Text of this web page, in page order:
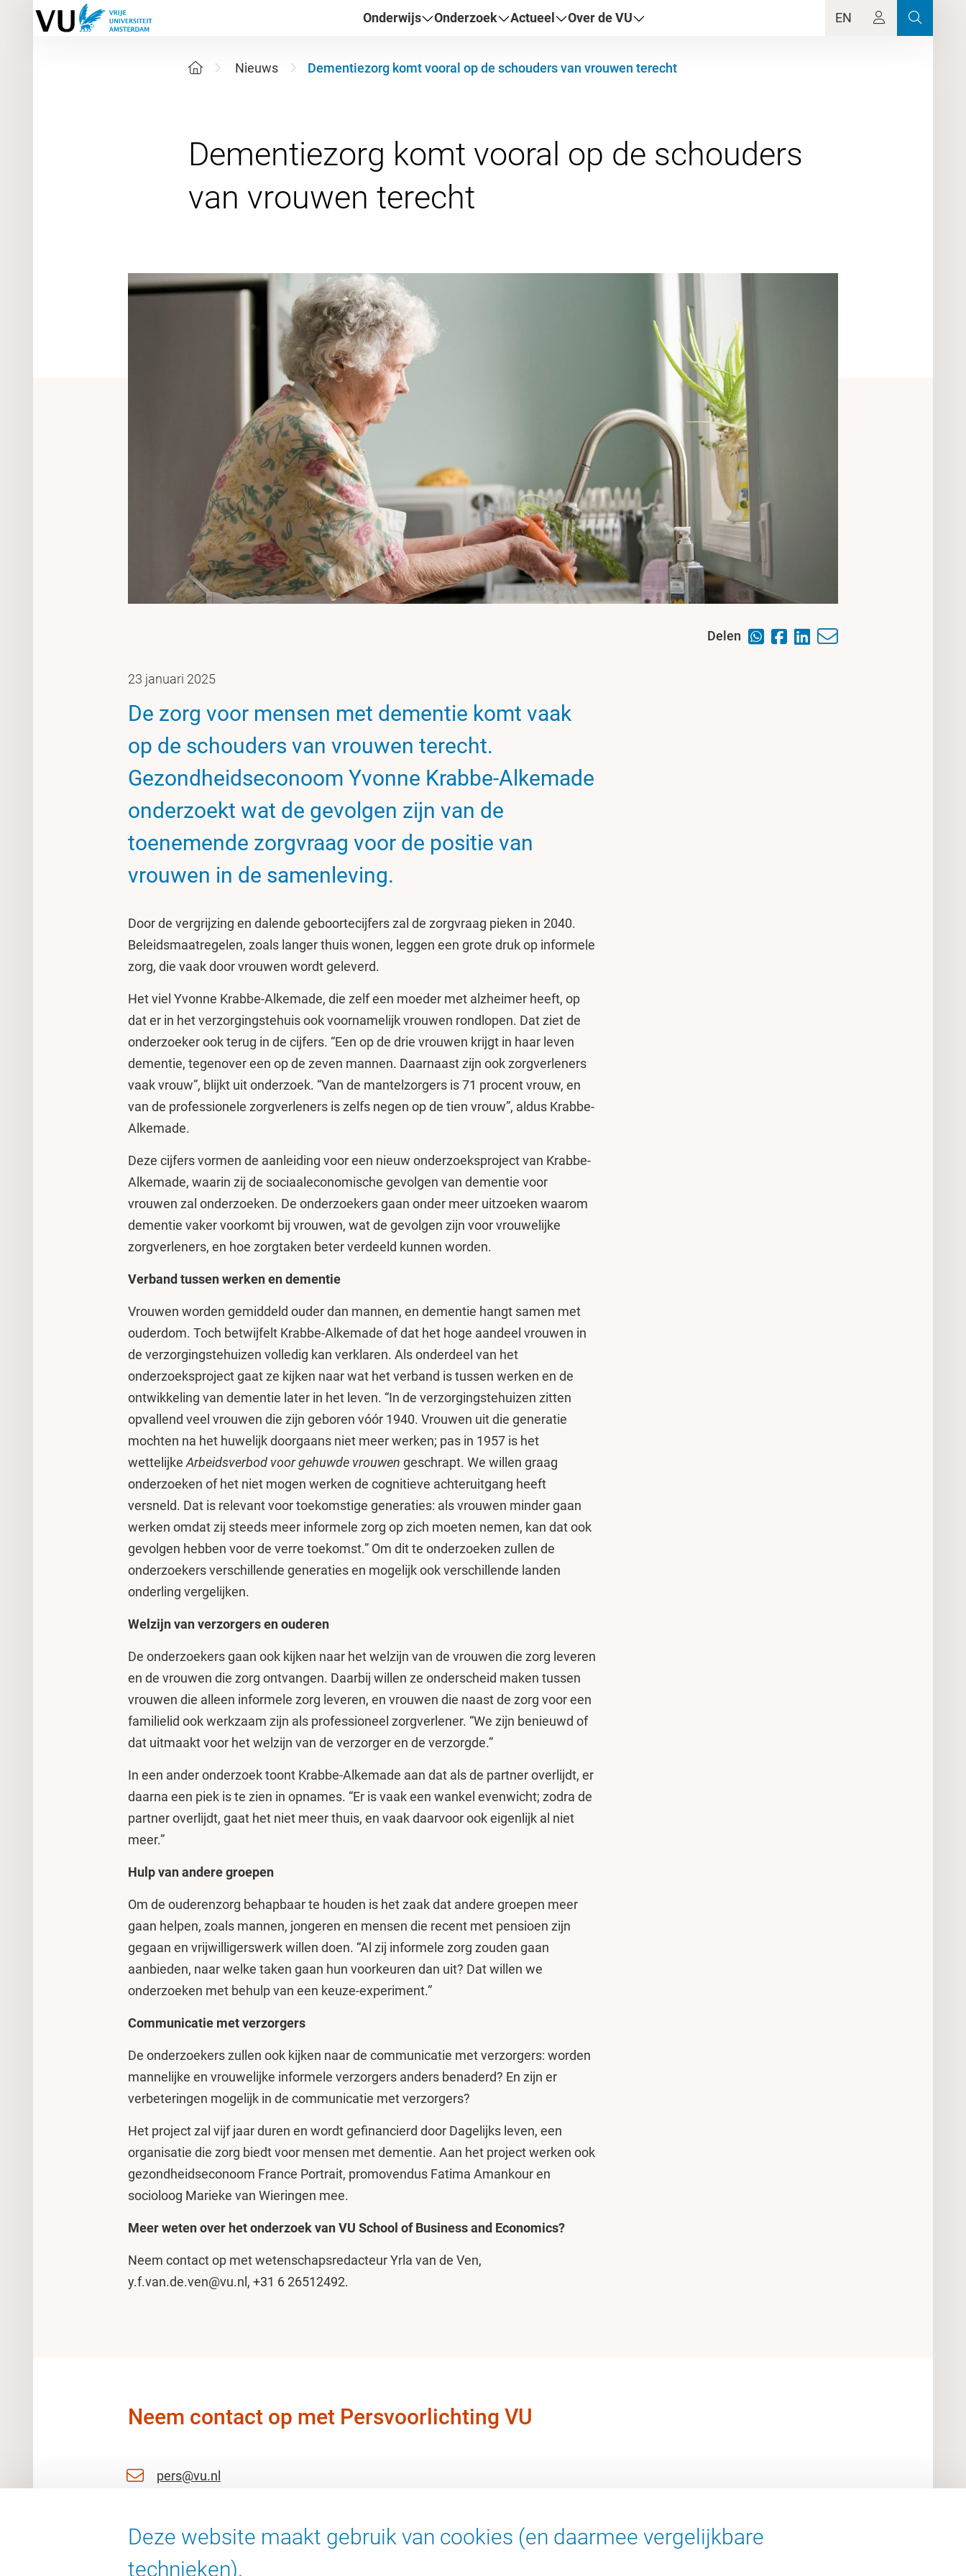
Onderwijs Onderzoek Actueel Over de VU EN
Nieuws Dementiezorg komt vooral op de schouders van vrouwen terecht
Dementiezorg komt vooral op de schouders
Delen
23 januari 2025
De zorg voor mensen met dementie komt vaak
op de schouders van vrouwen terecht.
Gezondheidseconoom Yvonne Krabbe-Alkemade
onderzoekt wat de gevolgen zijn van de
toenemende zorgvraag voor de positie van
vrouwen in de samenleving.
Door de vergrijzing en dalende geboortecijfers zal de zorgvraag pieken in 2040.
Beleidsmaatregelen, zoals langer thuis wonen, leggen een grote druk op informele
zorg, die vaak door vrouwen wordt geleverd.
Het viel Yvonne Krabbe-Alkemade, die zelf een moeder met alzheimer heeft, op
dat er in het verzorgingstehuis ook voornamelijk vrouwen rondlopen. Dat ziet de
onderzoeker ook terug in de cijfers. “Een op de drie vrouwen krijgt in haar leven
dementie, tegenover een op de zeven mannen. Daarnaast zijn ook zorgverleners
vaak vrouw”, blijkt uit onderzoek. “Van de mantelzorgers is 71 procent vrouw, en
van de professionele zorgverleners is zelfs negen op de tien vrouw”, aldus Krabbe-
Alkemade.
Deze cijfers vormen de aanleiding voor een nieuw onderzoeksproject van Krabbe-
Alkemade, waarin zij de sociaaleconomische gevolgen van dementie voor
vrouwen zal onderzoeken. De onderzoekers gaan onder meer uitzoeken waarom
dementie vaker voorkomt bij vrouwen, wat de gevolgen zijn voor vrouwelijke
zorgverleners, en hoe zorgtaken beter verdeeld kunnen worden.
Verband tussen werken en dementie
Vrouwen worden gemiddeld ouder dan mannen, en dementie hangt samen met
ouderdom. Toch betwijfelt Krabbe-Alkemade of dat het hoge aandeel vrouwen in
de verzorgingstehuizen volledig kan verklaren. Als onderdeel van het
onderzoeksproject gaat ze kijken naar wat het verband is tussen werken en de
ontwikkeling van dementie later in het leven. “In de verzorgingstehuizen zitten
opvallend veel vrouwen die zijn geboren vóór 1940. Vrouwen uit die generatie
mochten na het huwelijk doorgaans niet meer werken; pas in 1957 is het
wettelijke Arbeidsverbod voor gehuwde vrouwen geschrapt. We willen graag
onderzoeken of het niet mogen werken de cognitieve achteruitgang heeft
versneld. Dat is relevant voor toekomstige generaties: als vrouwen minder gaan
werken omdat zij steeds meer informele zorg op zich moeten nemen, kan dat ook
gevolgen hebben voor de verre toekomst.” Om dit te onderzoeken zullen de
onderzoekers verschillende generaties en mogelijk ook verschillende landen
onderling vergelijken.
Welzijn van verzorgers en ouderen
De onderzoekers gaan ook kijken naar het welzijn van de vrouwen die zorg leveren
en de vrouwen die zorg ontvangen. Daarbij willen ze onderscheid maken tussen
vrouwen die alleen informele zorg leveren, en vrouwen die naast de zorg voor een
familielid ook werkzaam zijn als professioneel zorgverlener. “We zijn benieuwd of
dat uitmaakt voor het welzijn van de verzorger en de verzorgde.”
In een ander onderzoek toont Krabbe-Alkemade aan dat als de partner overlijdt, er
daarna een piek is te zien in opnames. “Er is vaak een wankel evenwicht; zodra de
partner overlijdt, gaat het niet meer thuis, en vaak daarvoor ook eigenlijk al niet
meer.”
Hulp van andere groepen
Om de ouderenzorg behapbaar te houden is het zaak dat andere groepen meer
gaan helpen, zoals mannen, jongeren en mensen die recent met pensioen zijn
gegaan en vrijwilligerswerk willen doen. “Al zij informele zorg zouden gaan
aanbieden, naar welke taken gaan hun voorkeuren dan uit? Dat willen we
onderzoeken met behulp van een keuze-experiment.”
Communicatie met verzorgers
De onderzoekers zullen ook kijken naar de communicatie met verzorgers: worden
mannelijke en vrouwelijke informele verzorgers anders benaderd? En zijn er
verbeteringen mogelijk in de communicatie met verzorgers?
Het project zal vijf jaar duren en wordt gefinancierd door Dagelijks leven, een
organisatie die zorg biedt voor mensen met dementie. Aan het project werken ook
gezondheidseconoom France Portrait, promovendus Fatima Amankour en
socioloog Marieke van Wieringen mee.
Meer weten over het onderzoek van VU School of Business and Economics?
Neem contact op met wetenschapsredacteur Yrla van de Ven,
y.f.van.de.ven@vu.nl, +31 6 26512492.
Neem contact op met Persvoorlichting VU
pers@vu.nl
06 25763092
Deze website maakt gebruik van cookies (en daarmee vergelijkbare
technieken).